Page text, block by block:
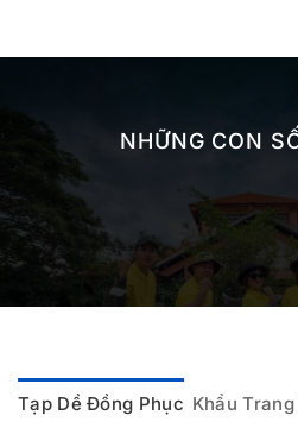
NHỮNG CON
Tạp Dề Đồng Phục Khẩu